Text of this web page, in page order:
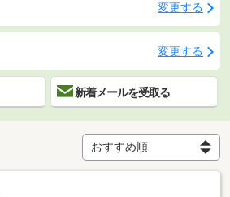
変更する
変更する
新着メールを受取る